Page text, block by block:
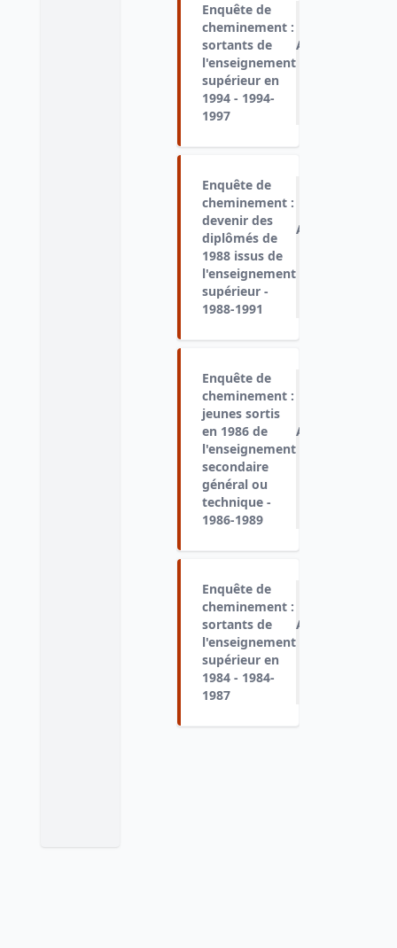
Enquête de
cheminement :
sortants de
l'enseignement
supérieur en
1994 - 1994-
1997
Ajouter
Enquête de
cheminement :
devenir des
diplômés de
1988 issus de
l'enseignement
supérieur -
1988-1991
Ajouter
Enquête de
cheminement :
jeunes sortis
en 1986 de
l'enseignement
secondaire
général ou
technique -
1986-1989
Ajouter
Enquête de
cheminement :
sortants de
l'enseignement
supérieur en
1984 - 1984-
1987
Ajouter